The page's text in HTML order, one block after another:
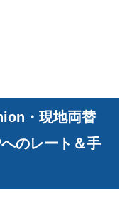
・現地両替
のレート＆手